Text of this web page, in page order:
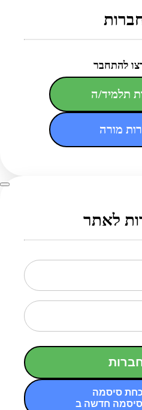
תלמיד/ה
מורה
לאתר